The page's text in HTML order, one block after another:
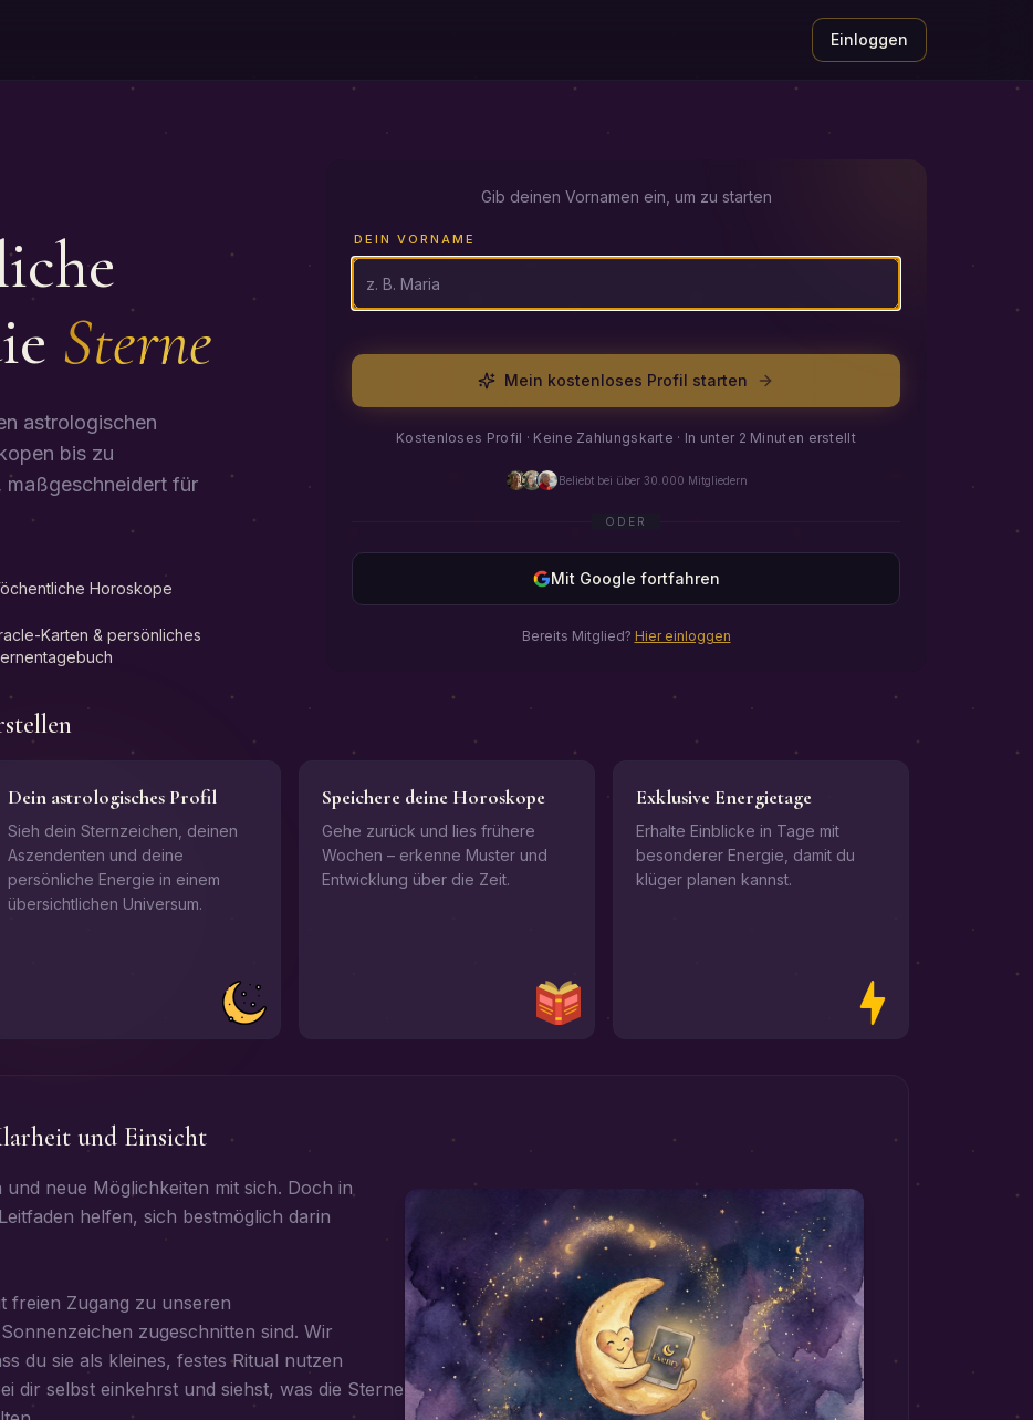
Einloggen
Sterne
astrologischen
bis zu
maßgeschneidert für
Horoskope
Karten & persönliches
Gib deinen Vornamen ein, um zu starten
DEIN VORNAME
Mein kostenloses Profil starten
Kostenloses Profil · Keine Zahlungskarte · In unter 2 Minuten erstellt
Beliebt bei über 30.000 Mitgliedern
ODER
Mit Google fortfahren
Bereits Mitglied? Hier einloggen
Dein astrologisches Profil
Sieh dein Sternzeichen, deinen
Aszendenten und deine
persönliche Energie in einem
übersichtlichen Universum.
Speichere deine Horoskope
Gehe zurück und lies frühere
Wochen – erkenne Muster und
Entwicklung über die Zeit.
Exklusive Energietage
Erhalte Einblicke in Tage mit
besonderer Energie, damit du
klüger planen kannst.
und Einsicht
neue Möglichkeiten mit sich. Doch in
helfen, sich bestmöglich darin
freien Zugang zu unseren
zugeschnitten sind. Wir
du sie als kleines, festes Ritual nutzen
dir selbst einkehrst und siehst, was die Sterne